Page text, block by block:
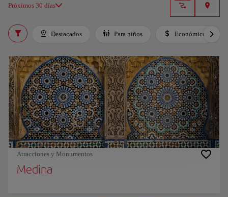
Próximos 30 días
Destacados Para niños Económico
Atracciones y Monumentos
Medina